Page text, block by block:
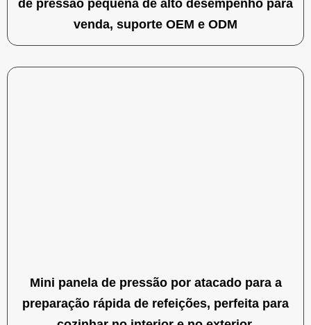
de pressão pequena de alto desempenho para
venda, suporte OEM e ODM
Mini panela de pressão por atacado para a
preparação rápida de refeições, perfeita para